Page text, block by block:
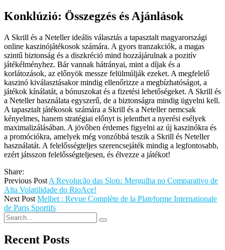
Konklúzió: Összegzés és Ajánlások
A Skrill és a Neteller ideális választás a tapasztalt magyarországi
online kaszinójátékosok számára. A gyors tranzakciók, a magas
szintű biztonság és a diszkréció mind hozzájárulnak a pozitív
játékélményhez. Bár vannak hátrányai, mint a díjak és a
korlátozások, az előnyök messze felülmúlják ezeket. A megfelelő
kaszinó kiválasztásakor mindig ellenőrizze a megbízhatóságot, a
játékok kínálatát, a bónuszokat és a fizetési lehetőségeket. A Skrill és
a Neteller használata egyszerű, de a biztonságra mindig ügyelni kell.
A tapasztalt játékosok számára a Skrill és a Neteller nemcsak
kényelmes, hanem stratégiai előnyt is jelenthet a nyerési esélyek
maximalizálásában. A jövőben érdemes figyelni az új kaszinókra és
a promóciókra, amelyek még vonzóbbá teszik a Skrill és Neteller
használatát. A felelősségteljes szerencsejáték mindig a legfontosabb,
ezért játsszon felelősségteljesen, és élvezze a játékot!
Share:
Previous Post A Revolução das Slots: Mergulha no Comparativo de
Alta Volatilidade do RioAce!
Next Post Melbet : Revue Complète de la Plateforme Internationale
de Paris Sportifs
Recent Posts